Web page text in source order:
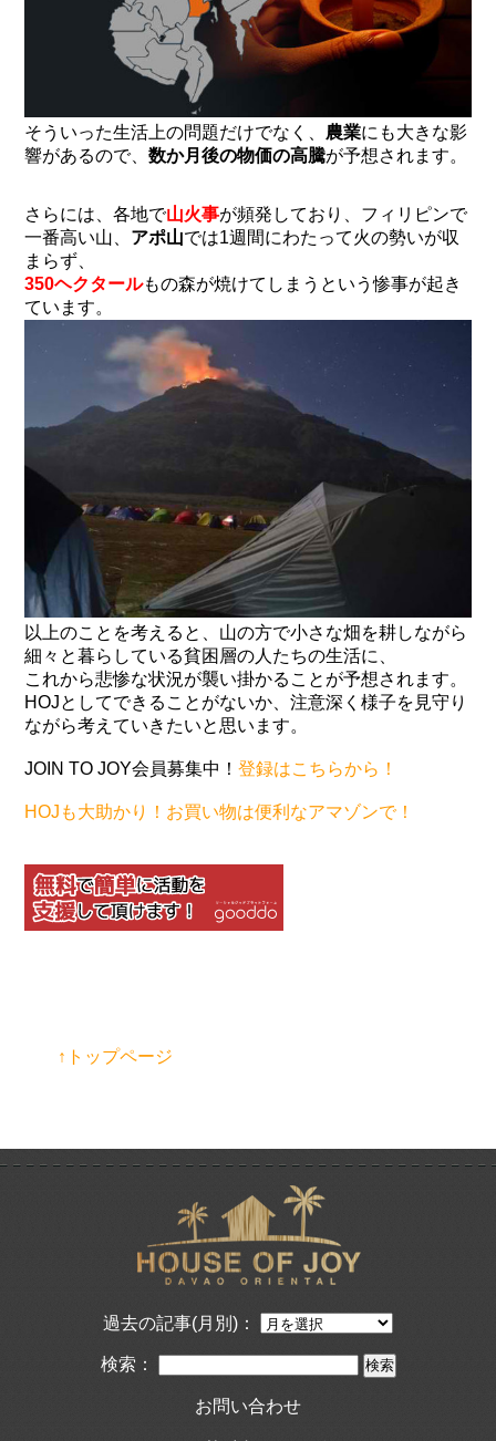
そういった生活上の問題だけでなく、 農業にも大きな影
響があるので、数か月後の物価の高騰が予想されます。
さらには、各地で山火事が頻発しており、フィリピンで
一番高い山、 アポ山では1週間にわたって火の勢いが収
まらず、
350ヘクタールもの森が焼けてしまうという惨事が起き
ています。
以上のことを考えると、山の方で小さな畑を耕しながら
細々と暮らしている貧困層の人たちの生活に、
これから悲惨な状況が襲い掛かることが予想されます。
HOJとしてできることがないか、注意深く様子を見守り
ながら考えていきたいと思います。
JOIN TO JOY会員募集中！登録はこちらから！
HOJも大助かり！お買い物は便利なアマゾンで！
↑トップページ
過去の記事(月別)：
検索：
お問い合わせ